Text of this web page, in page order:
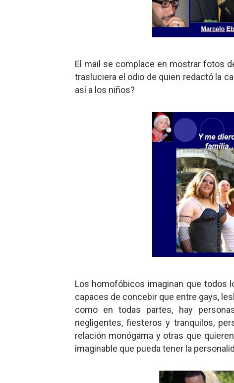
El mail se complace en mostrar fotos
trasluciera el odio de quien redactó la
así a los niños?
Los homofóbicos imaginan que todos
capaces de concebir que entre gays,
como en todas partes, hay
negligentes, fiesteros y tranquilos,
relación monógama y otras que
imaginable que pueda tener la